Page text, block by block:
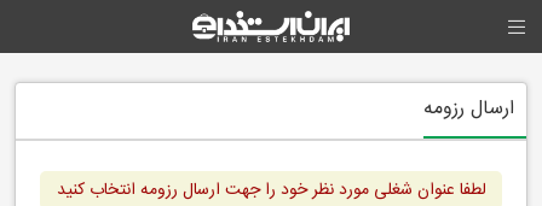
ارسال رزومه
لطفا عنوان شغلی مورد نظر خود را جهت ارسال رزومه انتخاب کنید